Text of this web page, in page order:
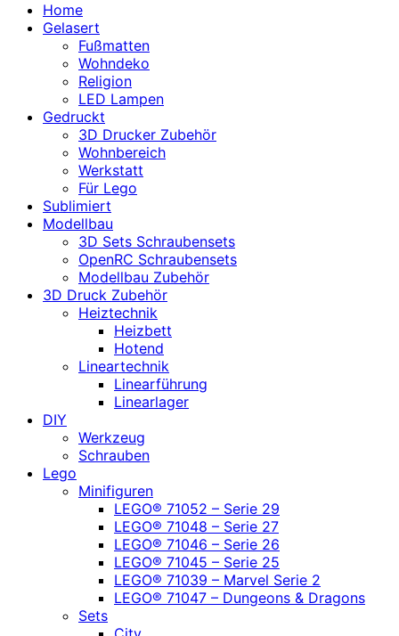
Home
Gelasert
Fußmatten
Wohndeko
Religion
LED Lampen
Gedruckt
3D Drucker Zubehör
Wohnbereich
Werkstatt
Für Lego
Sublimiert
Modellbau
3D Sets Schraubensets
OpenRC Schraubensets
Modellbau Zubehör
3D Druck Zubehör
Heiztechnik
Heizbett
Hotend
Lineartechnik
Linearführung
Linearlager
DIY
Werkzeug
Schrauben
Lego
Minifiguren
LEGO® 71052 – Serie 29
LEGO® 71048 – Serie 27
LEGO® 71046 – Serie 26
LEGO® 71045 – Serie 25
LEGO® 71039 – Marvel Serie 2
LEGO® 71047 – Dungeons & Dragons
Sets